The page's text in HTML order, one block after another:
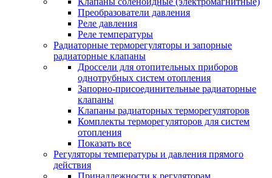
Преобразователи давления
Реле давления
Реле температуры
Радиаторные терморегуляторы и запорные
радиаторные клапаны
Дроссели для отопительных приборов
однотрубных систем отопления
Запорно-присоединительные радиаторные
клапаны
Клапаны радиаторных терморегуляторов
Комплекты терморегуляторов для систем
отопления
Показать все
Регуляторы температуры и давления прямого
действия
Принадлежности к регуляторам